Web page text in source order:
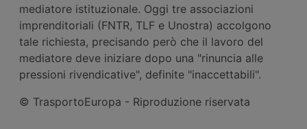
mediatore istituzionale. Oggi tre associazioni
imprenditoriali (FNTR, TLF e Unostra) accolgono
tale richiesta, precisando però che il lavoro del
mediatore deve iniziare dopo una "rinuncia alle
pressioni rivendicative", definite "inaccettabili".
© TrasportoEuropa - Riproduzione riservata